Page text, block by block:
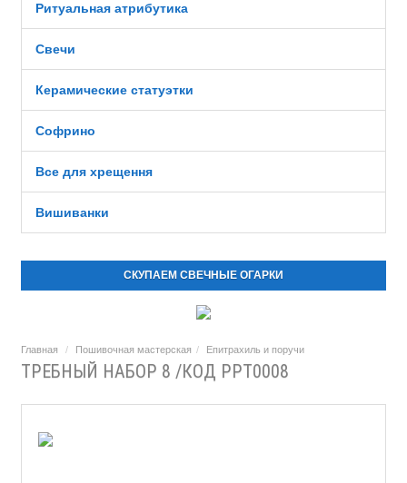
Ритуальная атрибутика
Свечи
Керамические статуэтки
Софрино
Все для хрещення
Вишиванки
СКУПАЕМ СВЕЧНЫЕ ОГАРКИ
Главная Пошивочная мастерская Епитрахиль и поручи
ТРЕБНЫЙ НАБОР 8 /КОД PPT0008